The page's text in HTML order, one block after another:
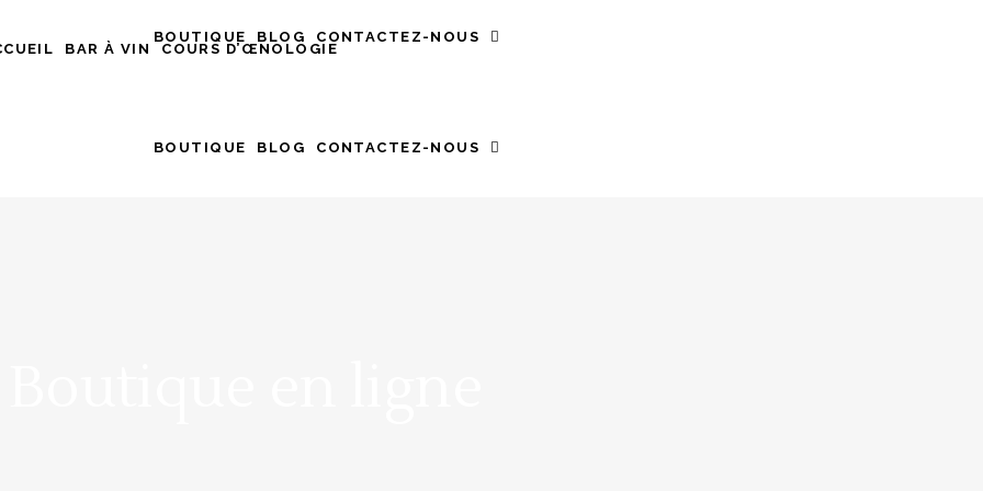
BAR À VIN COURS D’ŒNOLOGIE
BOUTIQUE BLOG CONTACTEZ-NOUS
BOUTIQUE BLOG CONTACTEZ-NOUS